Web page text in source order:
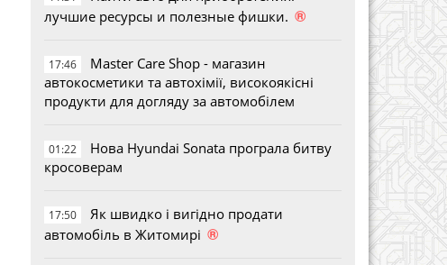
лучшие ресурсы и полезные фишки. ®
17:46
Master Care Shop - магазин
автокосметики та автохімії, високоякісні
продукти для догляду за автомобілем
01:22
Нова Hyundai Sonata програла битву
кросоверам
17:50
Як швидко і вигідно продати
автомобіль в Житомирі ®